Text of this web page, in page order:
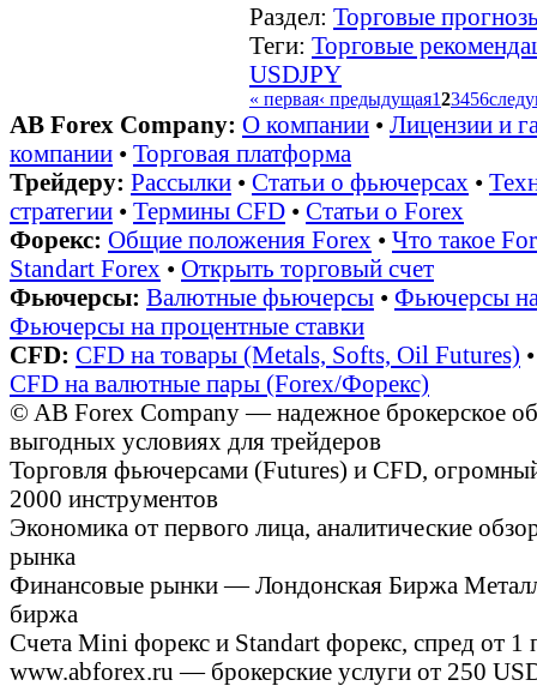
Раздел: Торговые
Теги: Торговые
USDJPY
« первая‹ предыдущая123456
AB Forex Company: О компании • Лицензии и
компании • Торговая платформа
Трейдеру: Рассылки • Статьи о фьючерсах •
стратегии • Термины CFD • Статьи о Forex
Форекс: Общие положения Forex • Что такое
Standart Forex • Открыть торговый счет
Фьючерсы: Валютные фьючерсы • Фьючерсы
Фьючерсы на процентные ставки
CFD: CFD на товары (Metals, Softs, Oil Futures)
CFD на валютные пары (Forex/Форекс)
© AB Forex Company — надежное брокерское
выгодных условиях для трейдеров
Торговля фьючерсами (Futures) и CFD,
2000 инструментов
Экономика от первого лица, аналитические
рынка
Финансовые рынки — Лондонская Биржа
биржа
Счета Mini форекс и Standart форекс, спред от
www.abforex.ru — брокерские услуги от 250